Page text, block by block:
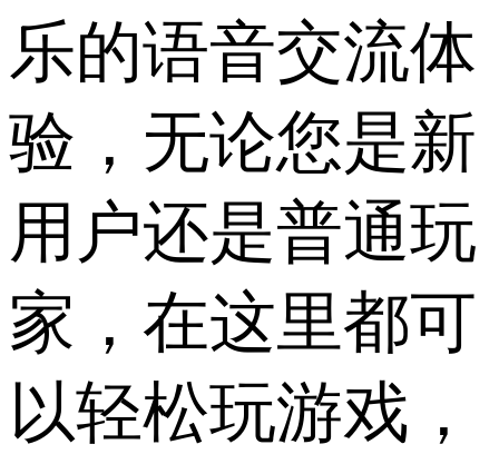
乐的语音交流体
验，无论您是新
用户还是普通玩
家，在这里都可
以轻松玩游戏，